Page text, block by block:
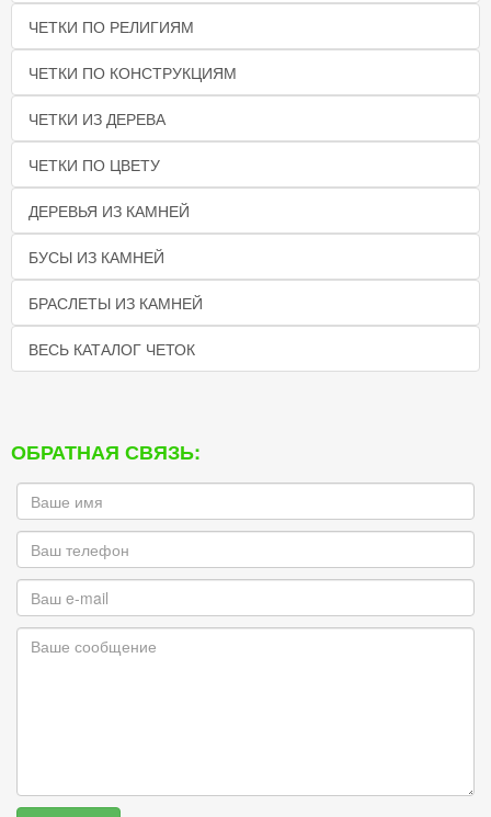
ЧЕТКИ ПО РЕЛИГИЯМ
ЧЕТКИ ПО КОНСТРУКЦИЯМ
ЧЕТКИ ИЗ ДЕРЕВА
ЧЕТКИ ПО ЦВЕТУ
ДЕРЕВЬЯ ИЗ КАМНЕЙ
БУСЫ ИЗ КАМНЕЙ
БРАСЛЕТЫ ИЗ КАМНЕЙ
ВЕСЬ КАТАЛОГ ЧЕТОК
ОБРАТНАЯ СВЯЗЬ: